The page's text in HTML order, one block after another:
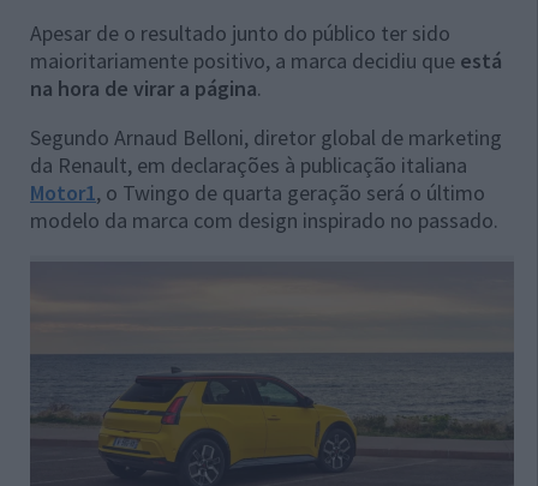
Apesar de o resultado junto do público ter sido
maioritariamente positivo, a marca decidiu que está
na hora de virar a página.
Segundo Arnaud Belloni, diretor global de marketing
da Renault, em declarações à publicação italiana
Motor1, o Twingo de quarta geração será o último
modelo da marca com design inspirado no passado.